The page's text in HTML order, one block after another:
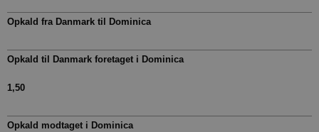
Opkald fra Danmark til​ Dominica
Opkald til Danmark foretaget i Dominica
1,50
Opkald modtaget i Dominica